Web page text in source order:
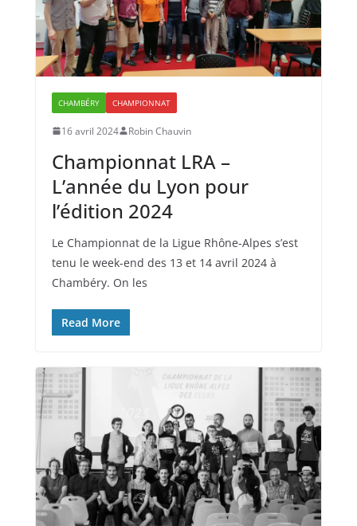
CHAMBÉRY CHAMPIONNAT
16 avril 2024 Robin Chauvin
Championnat LRA –
L’année du Lyon pour
l’édition 2024
Le Championnat de la Ligue Rhône-Alpes s’est
tenu le week-end des 13 et 14 avril 2024 à
Chambéry. On les
Read More